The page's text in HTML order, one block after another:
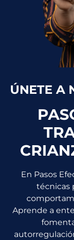
ÚNETE A
En Pasos
técnicas
Aprende a